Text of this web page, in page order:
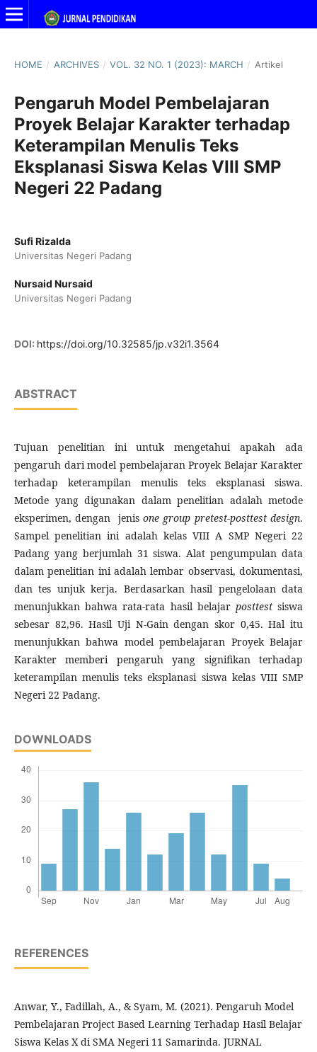
HOME / ARCHIVES / VOL. 32 NO. 1 (2023): MARCH / Artikel
Pengaruh Model Pembelajaran
Proyek Belajar Karakter terhadap
Keterampilan Menulis Teks
Eksplanasi Siswa Kelas VIII SMP
Negeri 22 Padang
Sufi Rizalda
Universitas Negeri Padang
Nursaid Nursaid
Universitas Negeri Padang
DOI: https://doi.org/10.32585/jp.v32i1.3564
ABSTRACT
Tujuan penelitian ini untuk mengetahui apakah ada
pengaruh dari model pembelajaran Proyek Belajar Karakter
terhadap keterampilan menulis teks eksplanasi siswa.
Metode yang digunakan dalam penelitian adalah metode
eksperimen, dengan jenisone group pretest-posttest design.
Sampel penelitian ini adalah kelas VIII A SMP Negeri 22
Padang yang berjumlah 31 siswa. Alat pengumpulan data
dalam penelitian ini adalah lembar observasi, dokumentasi,
dan tes unjuk kerja. Berdasarkan hasil pengelolaan data
menunjukkan bahwa rata-rata hasil belajar posttestsiswa
sebesar 82,96. Hasil Uji N-Gain dengan skor 0,45. Hal itu
menunjukkan bahwa model pembelajaran Proyek Belajar
Karakter memberi pengaruh yang signifikan terhadap
keterampilan menulis teks eksplanasi siswa kelas VIII SMP
Negeri 22 Padang.
DOWNLOADS
REFERENCES
Anwar, Y., Fadillah, A., & Syam, M. (2021). Pengaruh Model
Pembelajaran Project Based Learning Terhadap Hasil Belajar
Siswa Kelas X di SMA Negeri 11 Samarinda. JURNAL